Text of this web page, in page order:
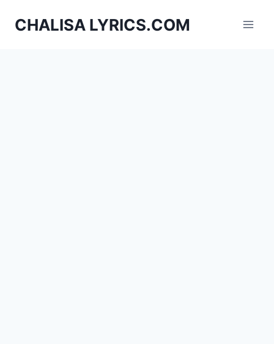
CHALISA LYRICS.COM